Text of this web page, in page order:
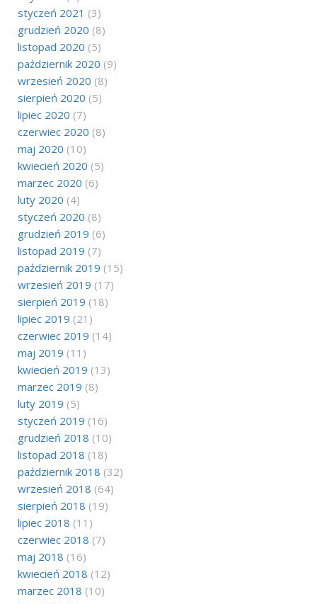
styczeń 2021 (3)
grudzień 2020 (8)
listopad 2020 (5)
październik 2020 (9)
wrzesień 2020 (8)
sierpień 2020 (5)
lipiec 2020 (7)
czerwiec 2020 (8)
maj 2020 (10)
kwiecień 2020 (5)
marzec 2020 (6)
luty 2020 (4)
styczeń 2020 (8)
grudzień 2019 (6)
listopad 2019 (7)
październik 2019 (15)
wrzesień 2019 (17)
sierpień 2019 (18)
lipiec 2019 (21)
czerwiec 2019 (14)
maj 2019 (11)
kwiecień 2019 (13)
marzec 2019 (8)
luty 2019 (5)
styczeń 2019 (16)
grudzień 2018 (10)
listopad 2018 (18)
październik 2018 (32)
wrzesień 2018 (64)
sierpień 2018 (19)
lipiec 2018 (11)
czerwiec 2018 (7)
maj 2018 (16)
kwiecień 2018 (12)
marzec 2018 (10)